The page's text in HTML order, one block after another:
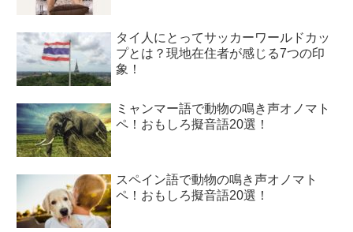
タイ人にとってサッカーワールドカッ
プとは？現地在住者が感じる7つの印
象！
ミャンマー語で動物の鳴き声オノマト
ペ！おもしろ擬音語20選！
スペイン語で動物の鳴き声オノマト
ペ！おもしろ擬音語20選！